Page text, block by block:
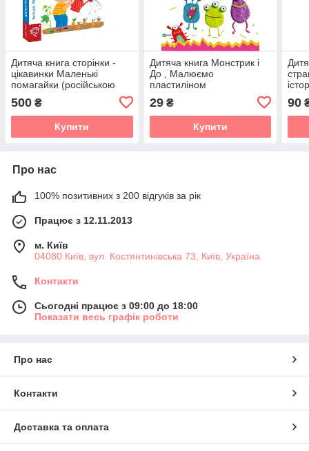
Дитяча книга сторінки -
цікавинки Маленькі
помагайки (російською
500 ₴
Купити
Дитяча книга Монстрик і
До , Малюємо
пластиліном
29₴
Купити
90
Про нас
100% позитивних з 200 відгуків за рік
Працює з 12.11.2013
м. Київ
04080 Київ, вул. Костянтинівська 73, Київ, Україна
Контакти
Сьогодні працює з 09:00 до 18:00
Показати весь графік роботи
Про нас
Контакти
Доставка та оплата